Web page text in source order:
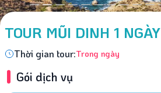
TOUR MŨI DINH 1 NGÀY
Thời gian tour:Trong ngày
Gói dịch vụ